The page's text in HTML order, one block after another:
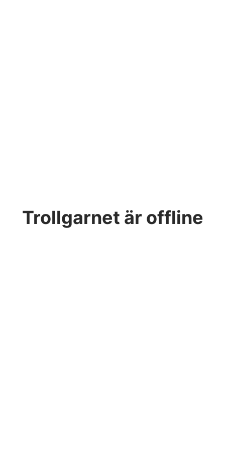
Trollgarnet är offline